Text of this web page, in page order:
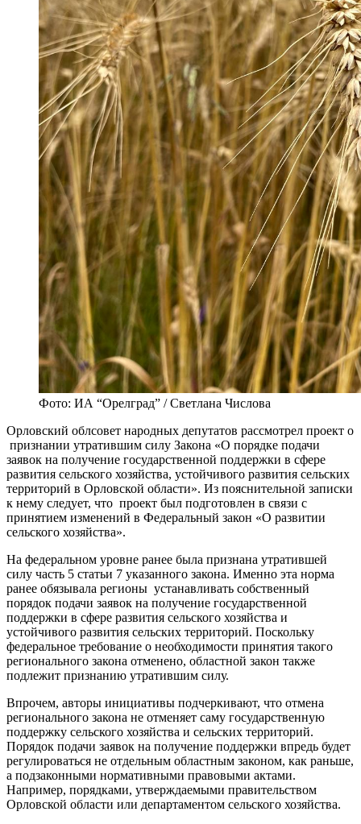
Фото: ИА “Орелград” / Светлана Числова
Орловский облсовет народных депутатов рассмотрел проект о
признании утратившим силу Закона «О порядке подачи
заявок на получение государственной поддержки в сфере
развития сельского хозяйства, устойчивого развития сельских
территорий в Орловской области». Из пояснительной записки
к нему следует, что проект был подготовлен в связи с
принятием изменений в Федеральный закон «О развитии
сельского хозяйства».
На федеральном уровне ранее была признана утратившей
силу часть 5 статьи 7 указанного закона. Именно эта норма
ранее обязывала регионы устанавливать собственный
порядок подачи заявок на получение государственной
поддержки в сфере развития сельского хозяйства и
устойчивого развития сельских территорий. Поскольку
федеральное требование о необходимости принятия такого
регионального закона отменено, областной закон также
подлежит признанию утратившим силу.
Впрочем, авторы инициативы подчеркивают, что отмена
регионального закона не отменяет саму государственную
поддержку сельского хозяйства и сельских территорий.
Порядок подачи заявок на получение поддержки впредь будет
регулироваться не отдельным областным законом, как раньше,
а подзаконными нормативными правовыми актами.
Например, порядками, утверждаемыми правительством
Орловской области или департаментом сельского хозяйства.